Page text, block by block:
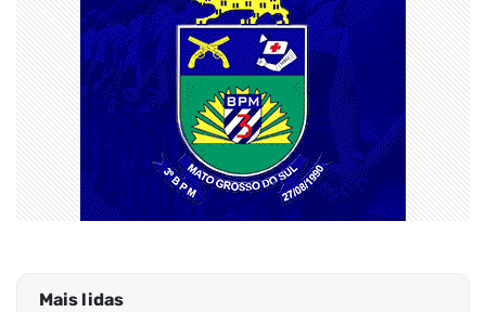
Mais lidas